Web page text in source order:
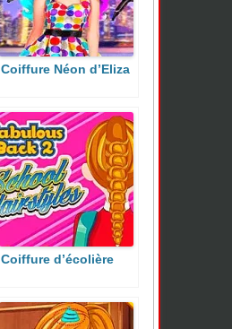
Coiffure Néon d’Eliza
Coiffure d’écolière